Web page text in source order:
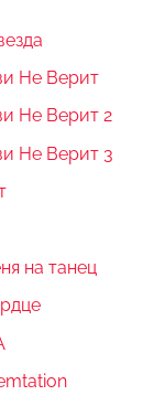
Не Верит
Не Верит 2
Не Верит 3
на танец